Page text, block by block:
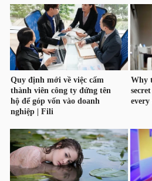
TÀI
CHÍNH
CÔNG
NGHỆ